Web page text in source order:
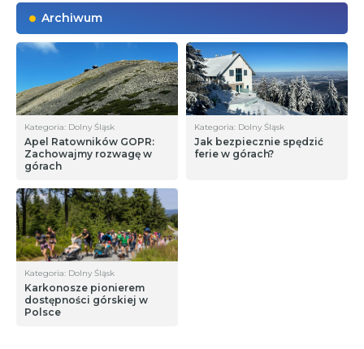
Archiwum
Kategoria: Dolny Śląsk
Apel Ratowników GOPR:
Zachowajmy rozwagę w
górach
Kategoria: Dolny Śląsk
Jak bezpiecznie spędzić
ferie w górach?
Kategoria: Dolny Śląsk
Karkonosze pionierem
dostępności górskiej w
Polsce